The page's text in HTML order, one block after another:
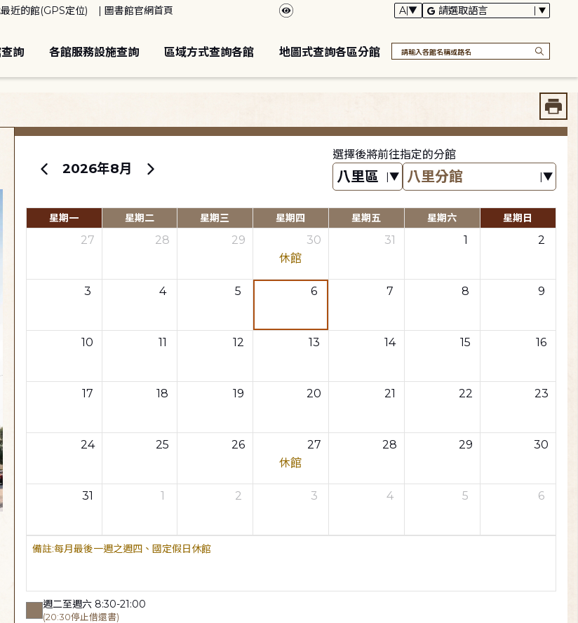
近的館(GPS定位) 圖書館官網首頁
詢 各館服務設施查詢 區域方式查詢各館 地圖式查詢各區分館
2026年8月
選擇後將前往指定的分館
星期一 星期二 星期三 星期四 星期五 星期六 星期日
27 28 29
30
休館
31 1 2
3 4 5 6 7 8 9
10 11 12 13 14 15 16
17 18 19 20 21 22 23
24 25 26
27
休館
28 29 30
31 1 2 3 4 5 6
每月最後一週之週四、國定假日休館
週二至週六 8:30-21:00
(20:30停止借還書)